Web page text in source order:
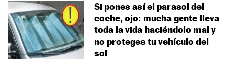
Si pones así el parasol del
coche, ojo: mucha gente lleva
toda la vida haciéndolo mal y
no proteges tu vehículo del
sol